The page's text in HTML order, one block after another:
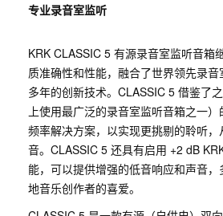
专业录音室监听
KRK CLASSIC 5 有源录音室监听音箱
质准确性和性能，融合了世界领先录
多年的创新技术。CLASSIC 5 借鉴了
上使用最广泛的录音室监听音箱之一
频率解决方案，以实现更挑剔的聆听
音。CLASSIC 5 还具有启用 +2 dB
能，可以提供增强的低音响应和声音
地音乐创作者的喜爱。